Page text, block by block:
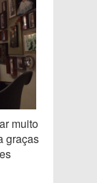
muito
graças